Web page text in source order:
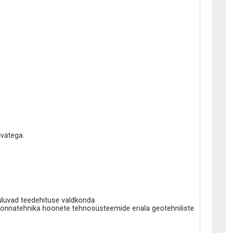
teedehituse valdkonda
hoonete tehnosüsteemide eriala geotehniliste